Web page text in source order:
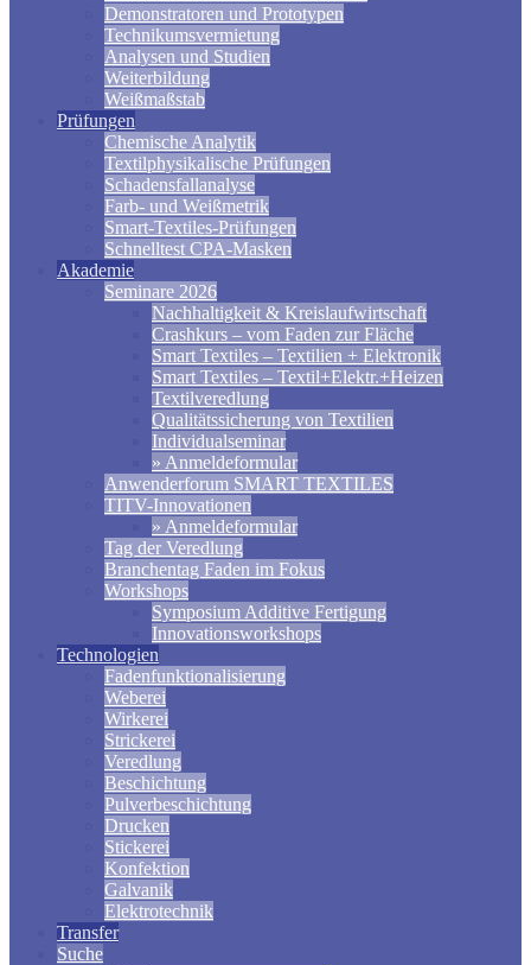
Demonstratoren und Prototypen
Technikumsvermietung
Analysen und Studien
Weiterbildung
Weißmaßstab
Prüfungen
Chemische Analytik
Textilphysikalische Prüfungen
Schadensfallanalyse
Farb- und Weißmetrik
Smart-Textiles-Prüfungen
Schnelltest CPA-Masken
Akademie
Seminare 2026
Nachhaltigkeit & Kreislaufwirtschaft
Crashkurs – vom Faden zur Fläche
Smart Textiles – Textilien + Elektronik
Smart Textiles – Textil+Elektr.+Heizen
Textilveredlung
Qualitätssicherung von Textilien
Individualseminar
» Anmeldeformular
Anwenderforum SMART TEXTILES
TITV-Innovationen
» Anmeldeformular
Tag der Veredlung
Branchentag Faden im Fokus
Workshops
Symposium Additive Fertigung
Innovationsworkshops
Technologien
Fadenfunktionalisierung
Weberei
Wirkerei
Strickerei
Veredlung
Beschichtung
Pulverbeschichtung
Drucken
Stickerei
Konfektion
Galvanik
Elektrotechnik
Transfer
Suche